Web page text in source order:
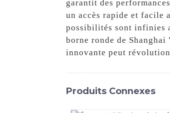
garantit des
un accès rapide et facile
possibilités sont infinies
borne ronde de
innovante peut
Produits Connexes